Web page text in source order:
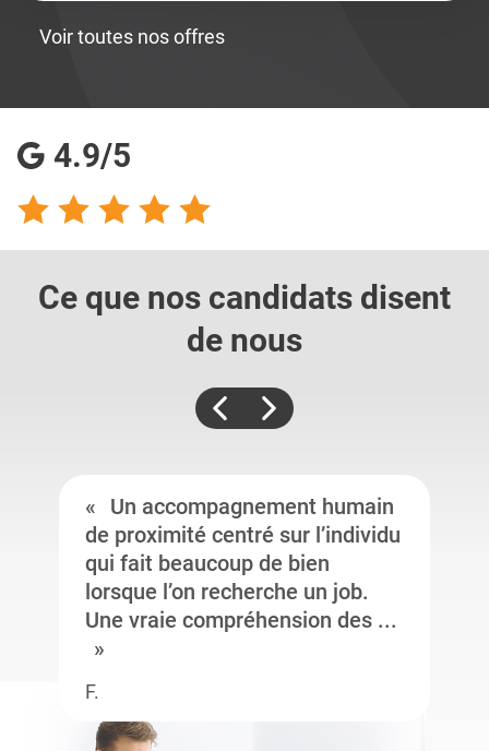
Voir toutes nos offres
4.9/5
Ce que nos candidats disent
de nous
Un accompagnement humain
de proximité centré sur l’individu
qui fait beaucoup de bien
lorsque l’on recherche un job.
Une vraie compréhension des ...
F.